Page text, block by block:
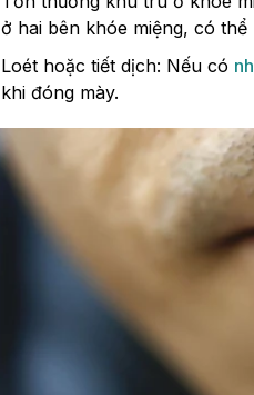
ở hai bên khóe miệng, có
Loét hoặc tiết dịch: Nếu có
khi đóng mày.